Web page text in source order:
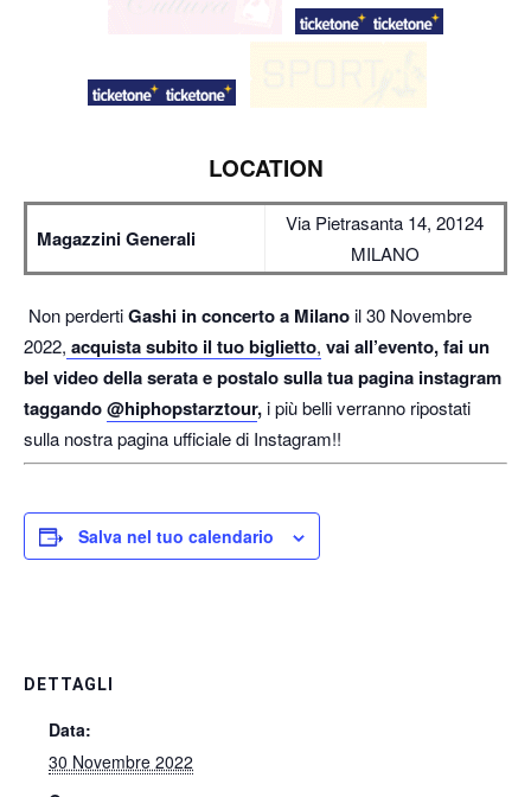
LOCATION
Magazzini Generali
Via Pietrasanta 14, 20124
MILANO
Non perdertiGashi in concerto a Milanoil 30 Novembre
2022, acquista subito il tuo biglietto, vai all’evento, fai un
bel video della serata e postalo sulla tua pagina instagram
taggando@hiphopstarztour,i più belli verranno ripostati
sulla nostra pagina ufficiale di Instagram!!
Salva nel tuo calendario
DETTAGLI
Data:
30 Novembre 2022